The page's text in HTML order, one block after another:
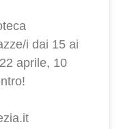
i dai 15 ai
aprile, 10